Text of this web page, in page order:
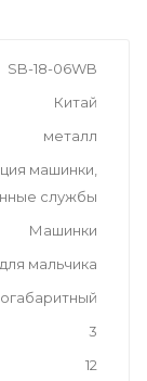
SB-18-06WB
Китай
металл
машинки,
службы
Машинки
для мальчика
3
12